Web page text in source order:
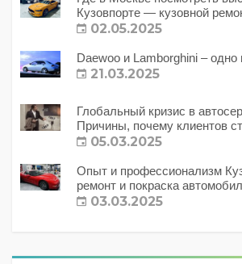
Кузовпорте — кузовной
02.05.2025
Daewoo и Lamborghini – одно
21.03.2025
Глобальный кризис в
Причины, почему клиентов
с этим делать?
05.03.2025
Опыт и профессионализм
ремонт и покраска
03.03.2025